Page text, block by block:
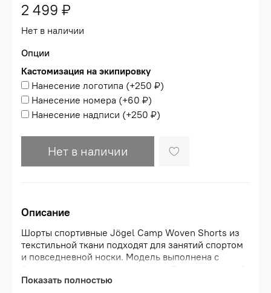
2 499 ₽
Нет в наличии
Опции
Кастомизация на экипировку
Нанесение логотипа (+250 ₽)
Нанесение номера (+60 ₽)
Нанесение надписи (+250 ₽)
Нет в наличии
Описание
Шорты спортивные Jögel Camp Woven Shorts из
текстильной ткани подходят для занятий спортом
и повседневной носки. Модель выполнена с
боковыми карманами на молнии. Регулировочный
шнурок в поясе обеспечивает комфортную
Показать полностью